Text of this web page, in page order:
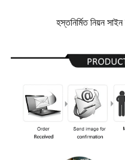
হস্তনির্মিত নিয়ন